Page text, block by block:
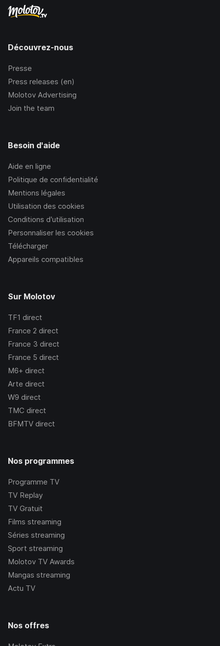
Découvrez-nous
Presse
Press releases (en)
Molotov Advertising
Join the team
Besoin d'aide
Aide en ligne
Politique de confidentialité
Mentions légales
Utilisation des cookies
Conditions d’utilisation
Personnaliser les cookies
Télécharger
Appareils compatibles
Sur Molotov
TF1 direct
France 2 direct
France 3 direct
France 5 direct
M6+ direct
Arte direct
W9 direct
TMC direct
BFMTV direct
Nos programmes
Programme TV
TV Replay
TV Gratuit
Films streaming
Séries streaming
Sport streaming
Molotov TV Awards
Mangas streaming
Actu TV
Nos offres